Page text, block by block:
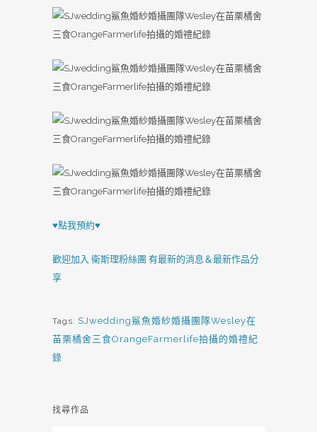
♥點我預約♥
歡迎加入 衛斯理粉絲團 有最新的消息＆最新作品分
享
Tags: SJwedding鯊魚婚紗婚攝團隊Wesley在
苗栗橘舍三食OrangeFarmerlife拍攝的婚禮紀
錄
找尋作品